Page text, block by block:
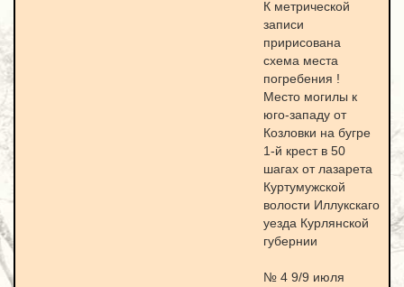
К метрической
записи
пририсована
схема места
погребения !
Место могилы к
юго-западу от
Козловки на бугре
1-й крест в 50
шагах от лазарета
Куртумужской
волости Иллукскаго
уезда Курлянской
губернии
№ 4 9/9 июля